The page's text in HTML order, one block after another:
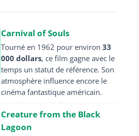
Carnival of Souls
Tourné en 1962 pour environ 33
000 dollars, ce film gagne avec le
temps un statut de référence. Son
atmosphère influence encore le
cinéma fantastique américain.
Creature from the Black
Lagoon